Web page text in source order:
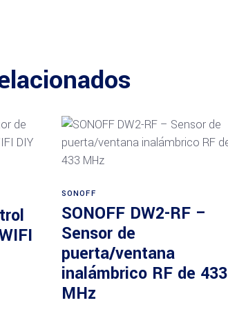
SONOFF
SONOFF DW2-RF –
Sensor de
puerta/ventana
inalámbrico RF de 433
MHz